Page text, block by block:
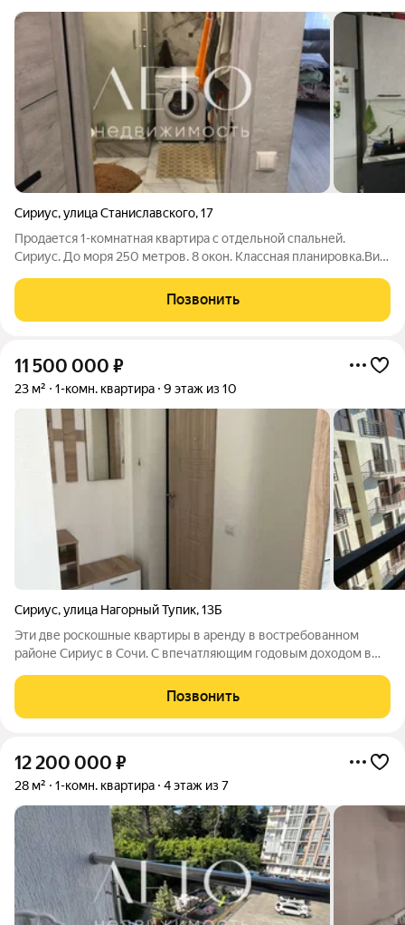
Сириус,улица Станиславского,17
Продается 1-комнатная квартира с отдельной спальней.
Сириус. До моря 250 метров. 8 окон. Классная планировка.Вид
отдыха и сдачи в аренду. Закрытая территория с парковкой.
Все в шаговой
Позвонить
11 500 000 ₽
23 м² 1-комн. квартира 9 этаж из 10
Сириус,улица Нагорный Тупик,13Б
Эти две роскошные квартиры в аренду в востребованном
районе Сириус в Сочи. С впечатляющим годовым доходом в
эти объекты предлагают идеальное сочетание комфорта,
стиля и прибыльности. Недавно
Позвонить
12 200 000 ₽
28 м² 1-комн. квартира 4 этаж из 7